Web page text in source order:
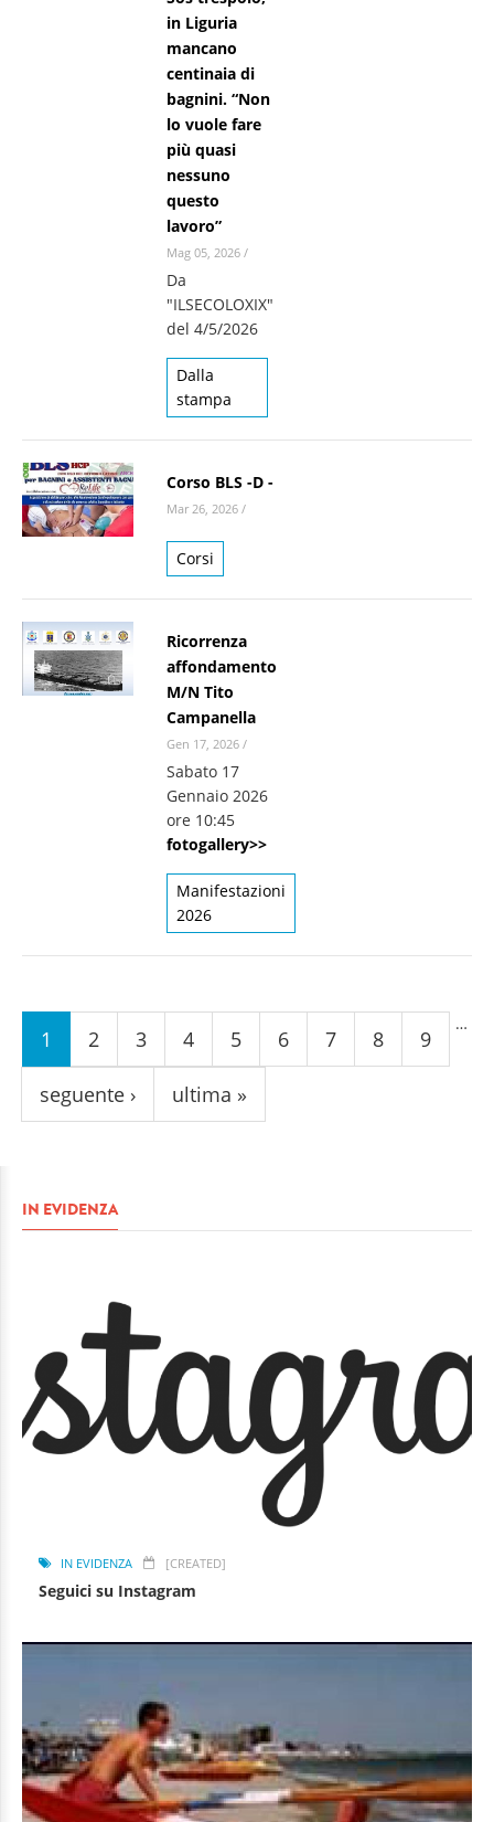
in Liguria
mancano
centinaia di
bagnini. “Non
lo vuole fare
più quasi
nessuno
questo
lavoro”
Mag 05, 2026 /
Da
"ILSECOLOXIX"
del 4/5/2026
Dalla
stampa
Corso BLS -D -
Mar 26, 2026 /
Corsi
Ricorrenza
affondamento
M/N Tito
Campanella
Gen 17, 2026 /
Sabato 17
Gennaio 2026
ore 10:45
fotogallery>>
Manifestazioni
2026
Pagine
1 2 3 4 5 6 7 8 9
…
seguente › ultima »
IN EVIDENZA
IN EVIDENZA [CREATED]
Seguici su Instagram